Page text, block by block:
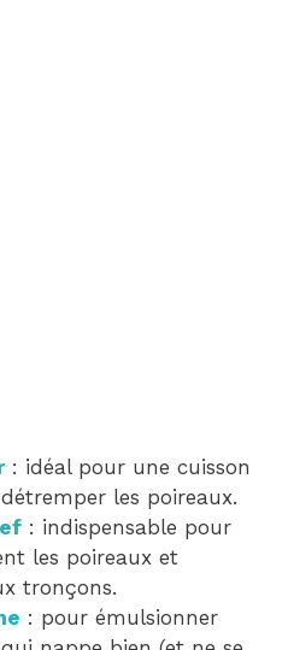
: idéal pour une cuisson
les poireaux.
: indispensable pour
les poireaux et
tronçons.
: pour émulsionner